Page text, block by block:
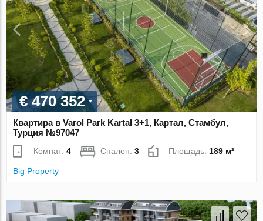
€ 470 352
Квартира в Varol Park Kartal 3+1, Картал, Стамбул,
Турция №97047
Комнат:4 Спален:3 Площадь:189 м²
Big Property